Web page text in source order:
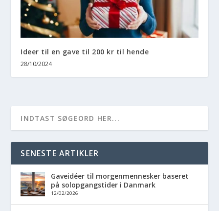
Ideer til en gave til 200 kr til hende
28/10/2024
SENESTE ARTIKLER
Gaveidéer til morgenmennesker baseret
på solopgangstider i Danmark
12/02/2026